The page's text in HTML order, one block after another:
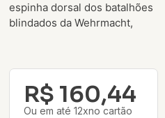
espinha dorsal dos batalhões
blindados da Wehrmacht,
R$ 160,44
Ou em até 12xno cartão